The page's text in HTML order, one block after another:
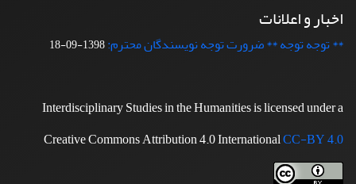
اخبار و اعلانات
** توجه توجه ** ضرورت توجه نویسندگان محترم:1398-09-18
Interdisciplinary Studies in the Humanities is licensed under a
Creative Commons Attribution 4.0 InternationalCC-BY 4.0